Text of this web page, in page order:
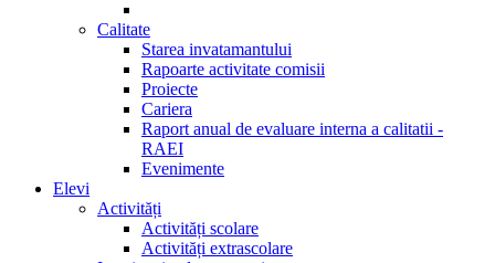
Calitate
Starea invatamantului
Rapoarte activitate comisii
Proiecte
Cariera
Raport anual de evaluare interna a calitatii -
RAEI
Evenimente
Elevi
Activități
Activități scolare
Activități extrascolare